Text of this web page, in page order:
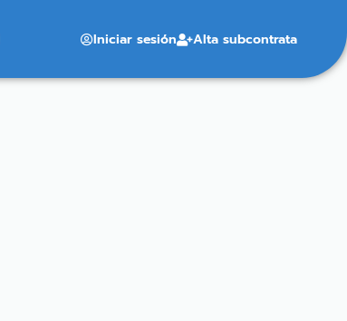
Iniciar sesión Alta subcontrata